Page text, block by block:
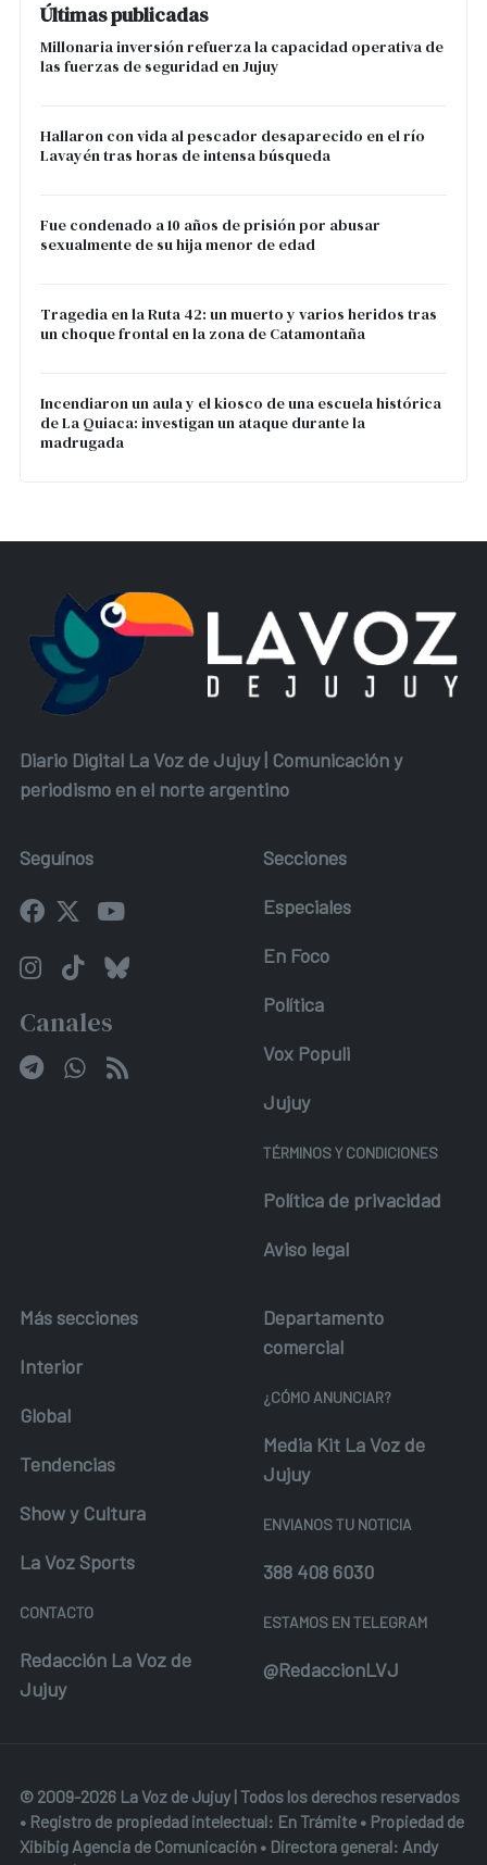
Últimas publicadas
Millonaria inversión refuerza la capacidad operativa de
las fuerzas de seguridad en Jujuy
Hallaron con vida al pescador desaparecido en el río
Lavayén tras horas de intensa búsqueda
Fue condenado a 10 años de prisión por abusar
sexualmente de su hija menor de edad
Tragedia en la Ruta 42: un muerto y varios heridos tras
un choque frontal en la zona de Catamontaña
Incendiaron un aula y el kiosco de una escuela histórica
de La Quiaca: investigan un ataque durante la
madrugada
Diario Digital La Voz de Jujuy | Comunicación y
periodismo en el norte argentino
Seguínos
Canales
Secciones
Especiales
En Foco
Política
Vox Populi
Jujuy
TÉRMINOS Y CONDICIONES
Política de privacidad
Aviso legal
Más secciones
Interior
Global
Tendencias
Show y Cultura
La Voz Sports
CONTACTO
Redacción La Voz de
Jujuy
Departamento
comercial
¿CÓMO ANUNCIAR?
Media Kit La Voz de
Jujuy
ENVIANOS TU NOTICIA
388 408 6030
ESTAMOS EN TELEGRAM
@RedaccionLVJ
© 2009-2026 La Voz de Jujuy | Todos los derechos reservados
• Registro de propiedad intelectual: En Trámite • Propiedad de
Xibibig Agencia de Comunicación • Directora general: Andy